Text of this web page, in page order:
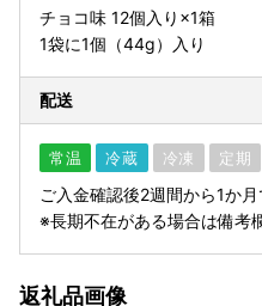
チョコ味 12個入り×1箱
1袋に1個（44g）入り
配送
常温 冷蔵 冷凍 定期
ご入金確認後2週間から1か
※長期不在がある場合は備考
返礼品画像